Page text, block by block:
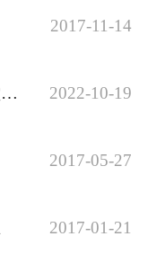
四柱八字
2017-11-14
杨公风水青牛卧槽牛绳穴霖汉堂风水考 ——... 2022-10-19
2017-05-27
2017-01-21